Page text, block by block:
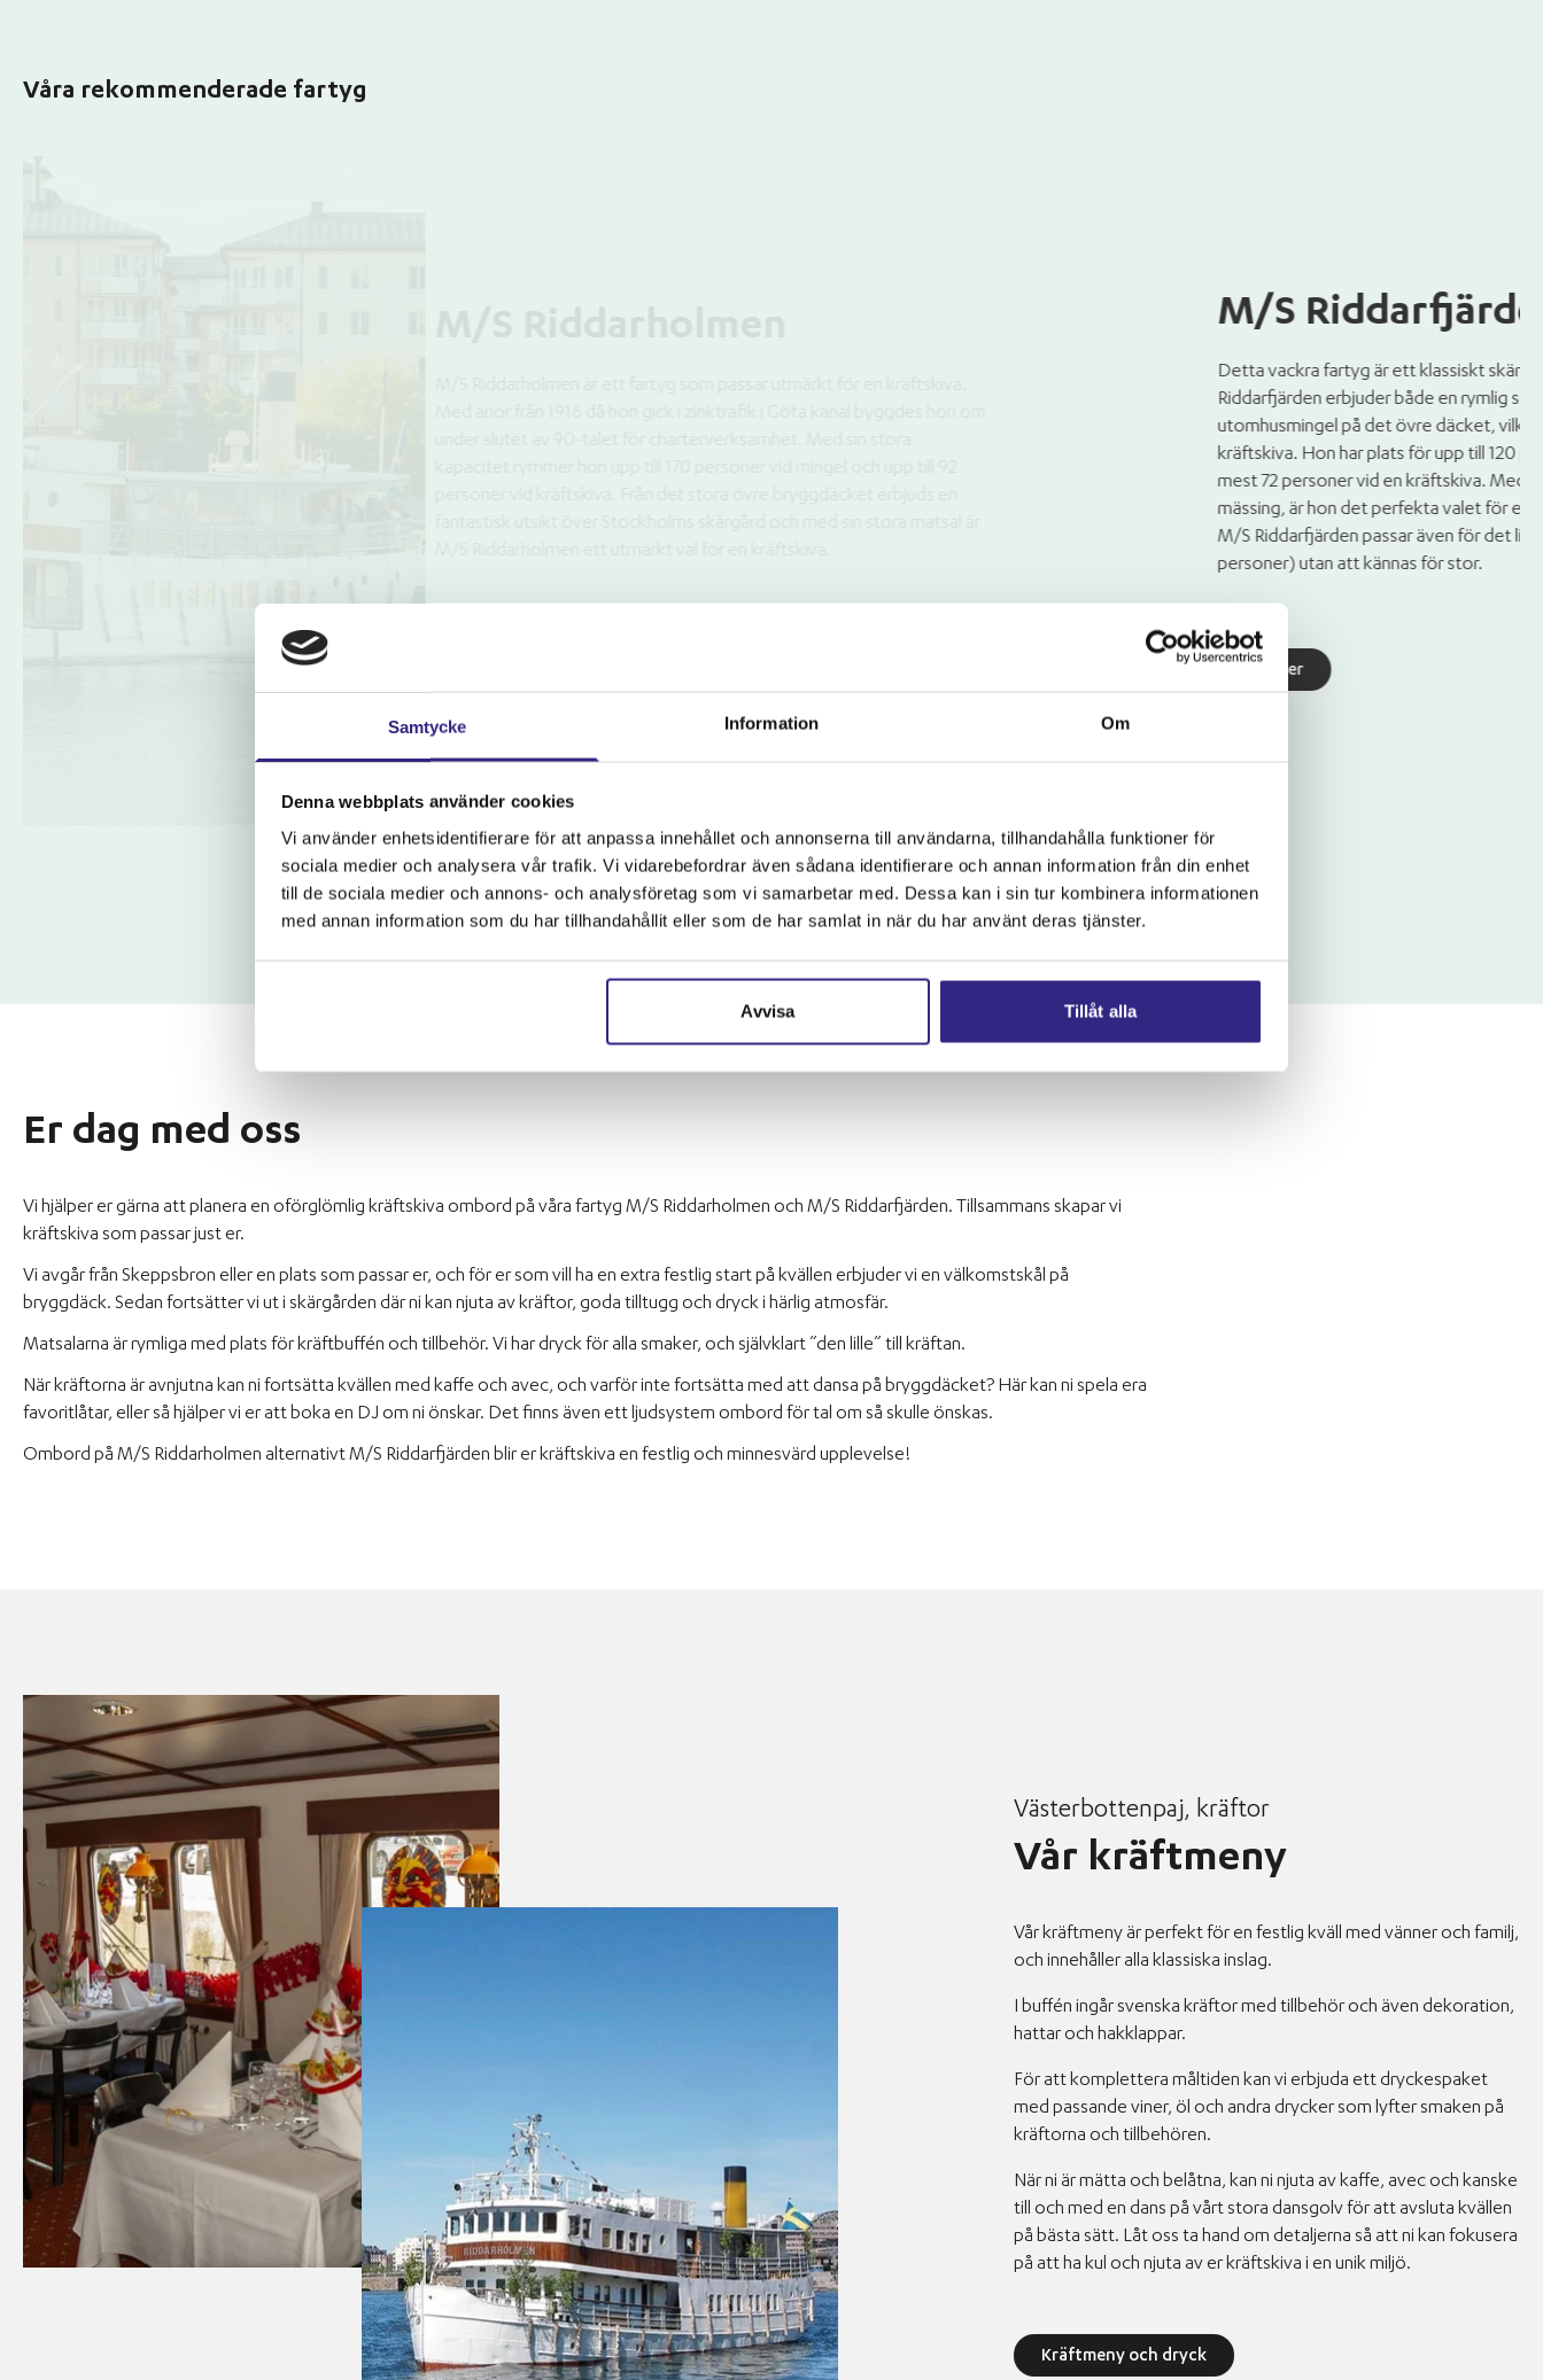
Samtycke Information Om
Denna webbplats använder cookies
Vi använder enhetsidentifierare för att anpassa innehållet och annonserna till användarna, tillhandahålla funktioner för
sociala medier och analysera vår trafik. Vi vidarebefordrar även sådana identifierare och annan information från din enhet
till de sociala medier och annons- och analysföretag som vi samarbetar med. Dessa kan i sin tur kombinera informationen
med annan information som du har tillhandahållit eller som de har samlat in när du har använt deras tjänster.
Avvisa Tillåt alla
Våra rekommenderade fartyg
Er dag med oss
Vi hjälper er gärna att planera en oförglömlig kräftskiva ombord på våra fartyg M/S Riddarholmen och M/S Riddarfjärden. Tillsammans skapar vi
kräftskiva som passar just er.
Vi avgår från Skeppsbron eller en plats som passar er, och för er som vill ha en extra festlig start på kvällen erbjuder vi en välkomstskål på
bryggdäck. Sedan fortsätter vi ut i skärgården där ni kan njuta av kräftor, goda tilltugg och dryck i härlig atmosfär.
Matsalarna är rymliga med plats för kräftbuffén och tillbehör. Vi har dryck för alla smaker, och självklart ”den lille” till kräftan.
När kräftorna är avnjutna kan ni fortsätta kvällen med kaffe och avec, och varför inte fortsätta med att dansa på bryggdäcket? Här kan ni spela era
favoritlåtar, eller så hjälper vi er att boka en DJ om ni önskar. Det finns även ett ljudsystem ombord för tal om så skulle önskas.
Ombord på M/S Riddarholmen alternativt M/S Riddarfjärden blir er kräftskiva en festlig och minnesvärd upplevelse!
Västerbottenpaj, kräftor
Vår kräftmeny
Vår kräftmeny är perfekt för en festlig kväll med vänner och familj,
och innehåller alla klassiska inslag.
I buffén ingår svenska kräftor med tillbehör och även dekoration,
hattar och hakklappar.
För att komplettera måltiden kan vi erbjuda ett dryckespaket
med passande viner, öl och andra drycker som lyfter smaken på
kräftorna och tillbehören.
När ni är mätta och belåtna, kan ni njuta av kaffe, avec och kanske
till och med en dans på vårt stora dansgolv för att avsluta kvällen
på bästa sätt. Låt oss ta hand om detaljerna så att ni kan fokusera
på att ha kul och njuta av er kräftskiva i en unik miljö.
Kräftmeny och dryck